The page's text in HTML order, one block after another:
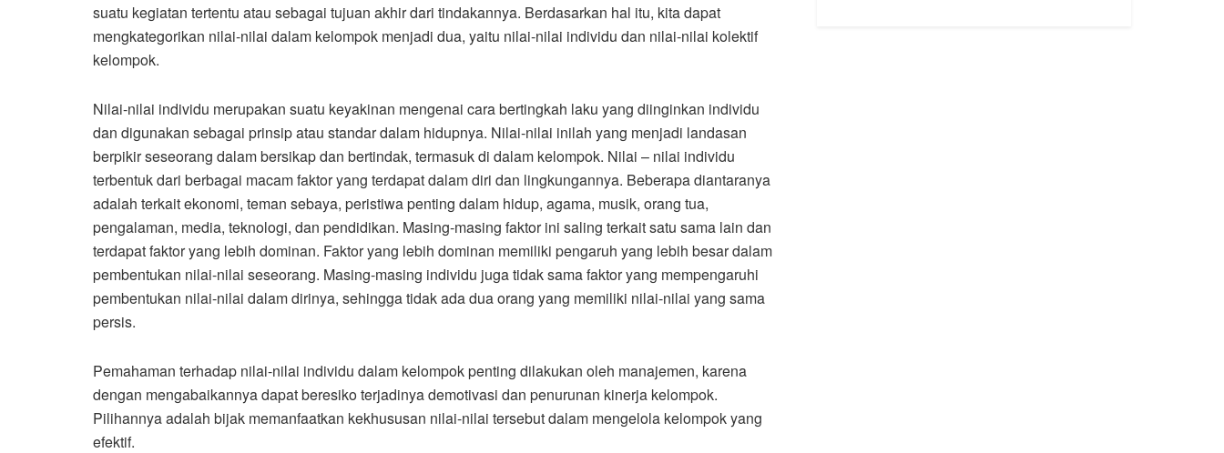
suatu kegiatan tertentu atau sebagai tujuan akhir dari tindakannya. Berdasarkan hal itu, kita dapat
mengkategorikan nilai-nilai dalam kelompok menjadi dua, yaitu nilai-nilai individu dan nilai-nilai kolektif
kelompok.
Nilai-nilai individu merupakan suatu keyakinan mengenai cara bertingkah laku yang diinginkan individu
dan digunakan sebagai prinsip atau standar dalam hidupnya. Nilai-nilai inilah yang menjadi landasan
berpikir seseorang dalam bersikap dan bertindak, termasuk di dalam kelompok. Nilai – nilai individu
terbentuk dari berbagai macam faktor yang terdapat dalam diri dan lingkungannya. Beberapa diantaranya
adalah terkait ekonomi, teman sebaya, peristiwa penting dalam hidup, agama, musik, orang tua,
pengalaman, media, teknologi, dan pendidikan. Masing-masing faktor ini saling terkait satu sama lain dan
terdapat faktor yang lebih dominan. Faktor yang lebih dominan memiliki pengaruh yang lebih besar dalam
pembentukan nilai-nilai seseorang. Masing-masing individu juga tidak sama faktor yang mempengaruhi
pembentukan nilai-nilai dalam dirinya, sehingga tidak ada dua orang yang memiliki nilai-nilai yang sama
persis.
Pemahaman terhadap nilai-nilai individu dalam kelompok penting dilakukan oleh manajemen, karena
dengan mengabaikannya dapat beresiko terjadinya demotivasi dan penurunan kinerja kelompok.
Pilihannya adalah bijak memanfaatkan kekhususan nilai-nilai tersebut dalam mengelola kelompok yang
efektif.